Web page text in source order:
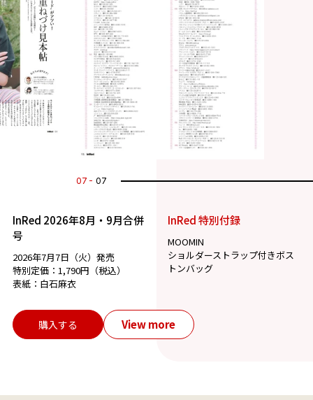
07 07
InRed 2026年8月・9月合併
号
2026年7月7日（火）発売
特別定価：1,790円（税込）
表紙：白石麻衣
InRed 特別付録
MOOMIN
ショルダーストラップ付きボス
トンバッグ
購入する View more